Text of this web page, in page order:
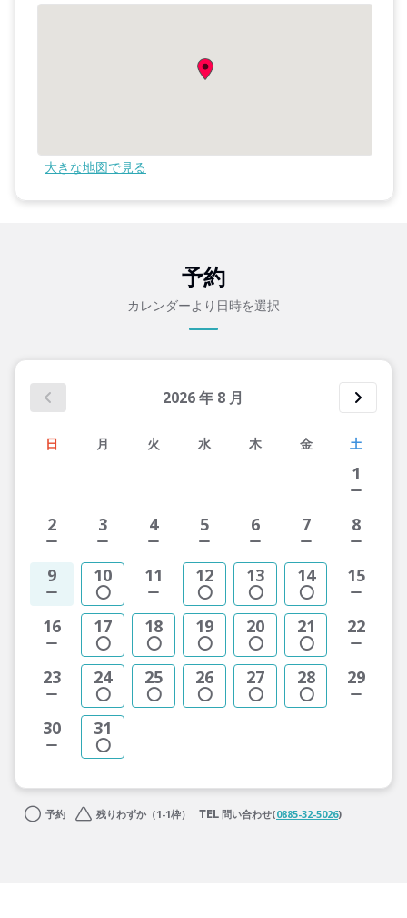
大きな地図で見る
予約
カレンダーより日時を選択
2026年 8 月
日 月 火 水 木 金 土
1
2 3 4 5 6 7 8
9 10 11 12 13 14 15
16 17 18 19 20 21 22
23 24 25 26 27 28 29
30 31
予約 残りわずか（1-1枠） 問い合わせ(0885-32-5026)